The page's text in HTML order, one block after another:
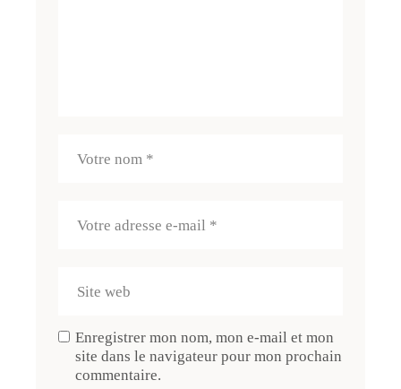
Enregistrer mon nom, mon e-mail et mon
site dans le navigateur pour mon prochain
commentaire.